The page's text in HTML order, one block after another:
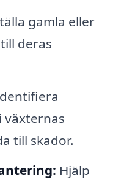
gamla eller
deras
växternas
till skador.
Hjälp